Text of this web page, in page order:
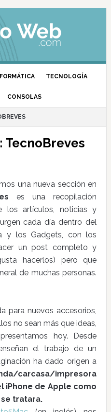
TECNOLOGÍA
CONSOLAS
TecnoBreves
una nueva sección en
es una recopilación
los artículos, noticias y
cada día dentro del
y los Gadgets, con los
un post completo y
hacerlos) pero que
de muchas personas.
para nuevos accesorios,
no sean más que ideas,
hoy. Desde
el trabajo de un
ha dado origen a
impresora
iPhone de Apple como
tratara.